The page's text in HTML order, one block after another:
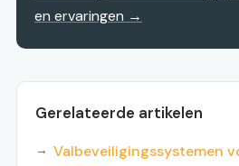
en ervaringen →
Gerelateerde artikelen
Valbeveiligingssystemen